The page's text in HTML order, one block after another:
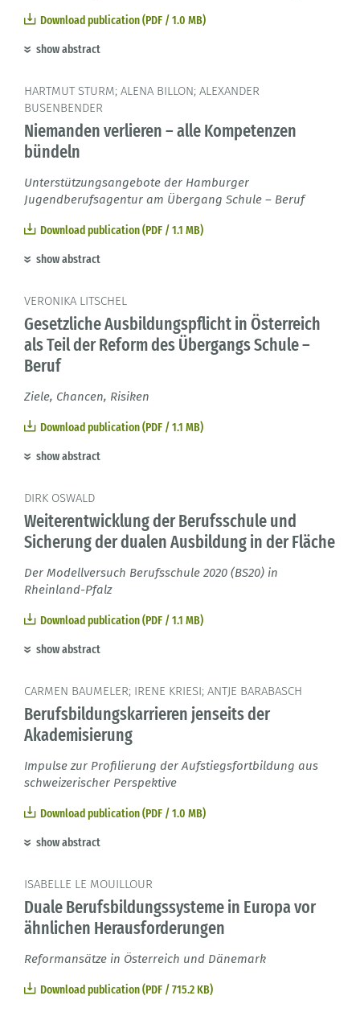
Download publication (PDF / 1.0 MB)
show abstract
HARTMUT STURM; ALENA BILLON; ALEXANDER
BUSENBENDER
Niemanden verlieren – alle Kompetenzen
bündeln
Unterstützungsangebote der Hamburger
Jugendberufsagentur am Übergang Schule – Beruf
Download publication (PDF / 1.1 MB)
show abstract
VERONIKA LITSCHEL
Gesetzliche Ausbildungspflicht in Österreich
als Teil der Reform des Übergangs Schule –
Beruf
Ziele, Chancen, Risiken
Download publication (PDF / 1.1 MB)
show abstract
DIRK OSWALD
Weiterentwicklung der Berufsschule und
Sicherung der dualen Ausbildung in der Fläche
Der Modellversuch Berufsschule 2020 (BS20) in
Rheinland-Pfalz
Download publication (PDF / 1.1 MB)
show abstract
CARMEN BAUMELER; IRENE KRIESI; ANTJE BARABASCH
Berufsbildungskarrieren jenseits der
Akademisierung
Impulse zur Profilierung der Aufstiegsfortbildung aus
schweizerischer Perspektive
Download publication (PDF / 1.0 MB)
show abstract
ISABELLE LE MOUILLOUR
Duale Berufsbildungssysteme in Europa vor
ähnlichen Herausforderungen
Reformansätze in Österreich und Dänemark
Download publication (PDF / 715.2 KB)